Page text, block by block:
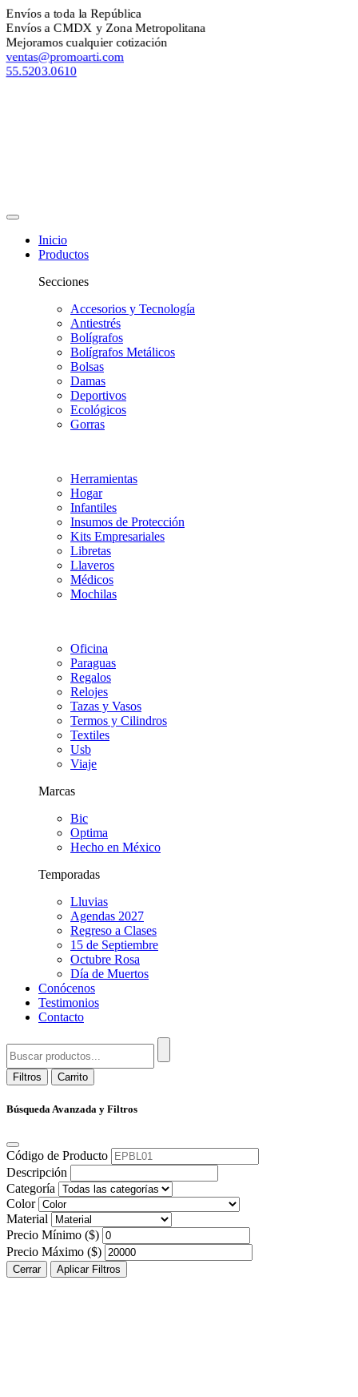
a toda la República
a CMDX y Zona Metropolitana
cualquier cotización
Inicio
Productos
Secciones
Accesorios y Tecnología
Antiestrés
Bolígrafos
Bolígrafos Metálicos
Bolsas
Damas
Deportivos
Ecológicos
Gorras
Herramientas
Hogar
Infantiles
Insumos de Protección
Kits Empresariales
Libretas
Llaveros
Médicos
Mochilas
Oficina
Paraguas
Regalos
Relojes
Tazas y Vasos
Termos y Cilindros
Textiles
Usb
Viaje
Marcas
Bic
Optima
Hecho en México
Temporadas
Lluvias
Agendas 2027
Regreso a Clases
15 de Septiembre
Octubre Rosa
Día de Muertos
Conócenos
Testimonios
Contacto
Filtros Carrito
Búsqueda Avanzada y Filtros
Código de Producto
Descripción
Categoría
Color
Material
Precio Mínimo ($)
Precio Máximo ($)
Cerrar Aplicar Filtros